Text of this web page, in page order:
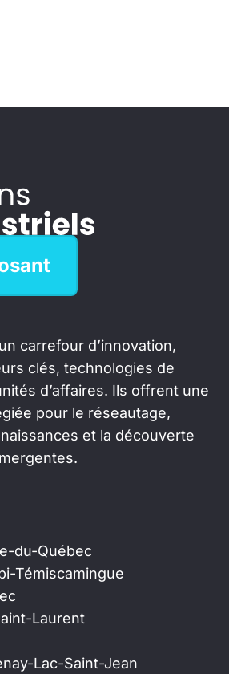
carrefour d’innovation,
clés, technologies de
d’affaires. Ils offrent une
pour le réseautage,
et la découverte
du-Québec
Témiscamingue
Laurent
Lac-Saint-Jean